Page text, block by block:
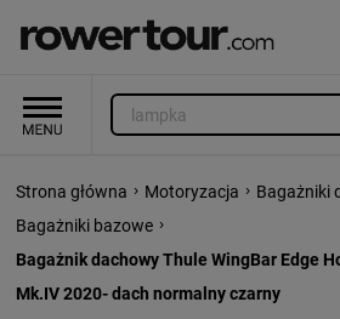
Strona główna › Motoryzacja › Bagażniki
Bagażniki bazowe ›
Bagażnik dachowy Thule WingBar Edge
Mk.IV 2020- dach normalny czarny